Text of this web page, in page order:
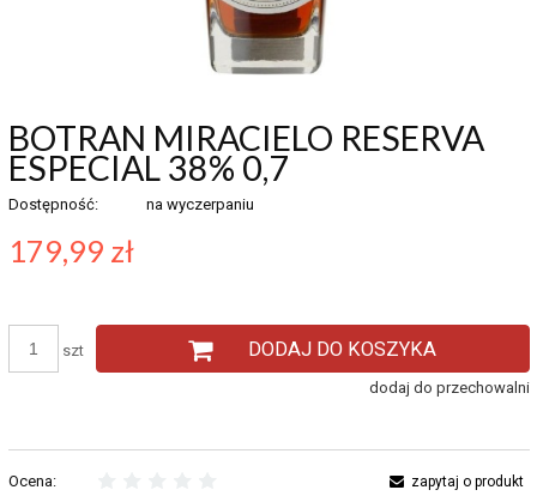
BOTRAN MIRACIELO RESERVA
ESPECIAL 38% 0,7
Dostępność: na wyczerpaniu
179,99 zł
szt DODAJ DO KOSZYKA
dodaj do przechowalni
Ocena:
zapytaj o produkt